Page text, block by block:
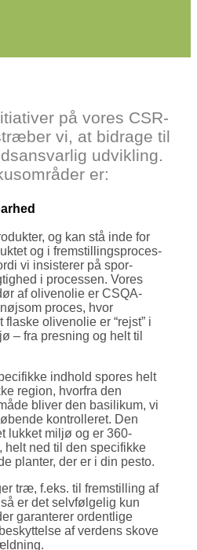
på vores CSR-
vi, at bidrage til
udvik­ling.
er:
og kan stå inde for
og i frem­stil­lings­proces­
vi insisterer på spor­
i processen. Vores
af oliven­olie er CSQA-
proces, hvor
olivenolie er “rejst” i
– fra presning og helt til
indhold spores helt
region, hvorfra den
bliver den basilikum, vi
kontrolleret. Den
lukket miljø og er 360-
helt ned til den specifikke
planter, der er i din pesto.
træ, f.eks. til frem­stil­ling af
er det selv­følgelig kun
garanterer ordentlige
af verdens skove